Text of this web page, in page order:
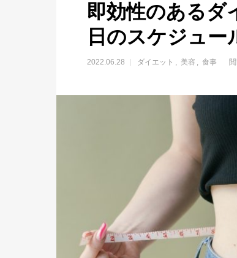
即効性のあるダ
日のスケジュー
2022.06.28 ダイエット 美容 食事